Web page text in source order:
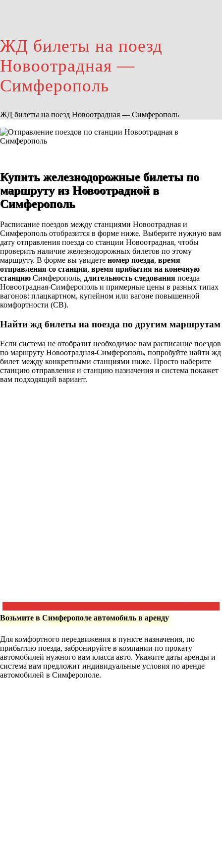
ЖД билеты на поезд
Новоотрадная —
Симферополь
ЖД билеты на поезд Новоотрадная — Симферополь
Купить железнодорожные билеты по
маршруту из Новоотрадной в
Симферополь
Расписание поездов между станциями Новоотрадная и
Симферополь отобразится в форме ниже. Выберите нужную вам
дату отправления поезда со станции Новоотрадная, чтобы
проверить наличие железнодорожных билетов по этому
маршруту. В форме вы увидете номер поезда, время
отправления со станции, время прибытия на конечную
станцию Симферополь, длительность следования поезда
Новоотрадная-Симферополь и примерные цены в разных типах
вагонов: плацкартном, купейном или вагоне повышенной
комфортности (СВ).
Найти жд билеты на поезда по другим маршрутам
Если система не отобразит необходимое вам расписание поездов
по маршруту Новоотрадная-Симферополь, попробуйте найти жд
билет между конкретными станциями ниже. Просто наберите
станцию отправления и станцию назначения и система покажет
вам подходящий вариант.
Возьмите в Симферополе автомобиль в аренду
Для комфортного передвижения в пункте назначения, по
прибытию поезда, забронируйте в компании по прокату
автомобилей нужного вам класса авто. Укажите даты аренды и
система вам предложит индивидуальные условия по аренде
автомобилей в Симферополе.